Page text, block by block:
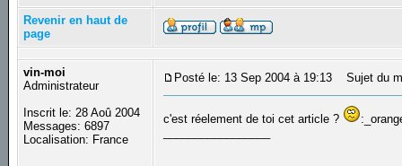
Revenir en haut de
page
vin-moi
Administrateur
Inscrit le: 28 Aoû 2004
Messages: 6897
Localisation: France
Posté le: 13 Sep 2004 à 19:13 Sujet du
c'est réelement de toi cet article ?